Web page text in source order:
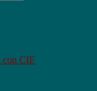
con CIE